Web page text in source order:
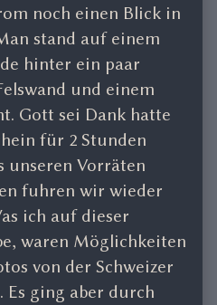
noch einen Blick in
stand auf einem
hinter ein paar
und einem
Gott sei Dank hatte
für 2 Stunden
unseren Vorräten
fuhren wir wieder
ich auf dieser
waren Möglichkeiten
von der Schweizer
Es ging aber durch